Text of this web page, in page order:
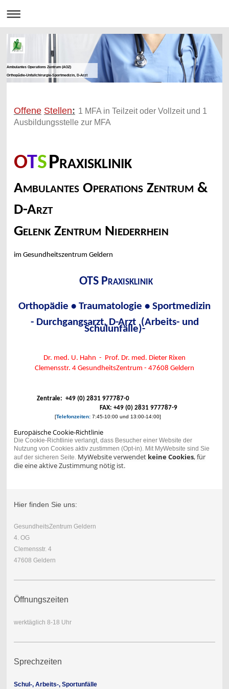
Ambulantes Operations Zentrum (AOZ)
Orthopädie-Unfallchirurgie-Sportmedizin, D-Arzt
Offene Stellen: 1 MFA in Teilzeit oder Vollzeit und 1
Ausbildungsstelle zur MFA
OTSPraxisklinik
Ambulantes Operations Zentrum &
D-Arzt
Gelenk Zentrum Niederrhein
im Gesundheitszentrum Geldern
OTS Praxisklinik
Orthopädie • Traumatologie • Sportmedizin
- Durchgangsarzt, D-Arzt (Arbeits- und
Schulunfälle)-
Dr. med. U. Hahn - Prof. Dr. med. Dieter Rixen
Clemensstr. 4 GesundheitsZentrum - 47608 Geldern
Zentrale: +49 (0) 2831 977787-0
FAX: +49 (0) 2831 977787-9
[Telefonzeiten: 7:45-10:00 und 13:00-14:00]
Europäische Cookie-Richtlinie
Die Cookie-Richtlinie verlangt, dass Besucher einer Website der
Nutzung von Cookies aktiv zustimmen (Opt-in). Mit MyWebsite sind Sie
auf der sicheren Seite. MyWebsite verwendet keine Cookies, für
die eine aktive Zustimmung nötig ist.
Hier finden Sie uns:
GesundheitsZentrum Geldern
4. OG
Clemensstr. 4
47608 Geldern
Öffnungszeiten
werktäglich 8-18 Uhr
Sprechzeiten
Schul-, Arbeits-, Sportunfälle